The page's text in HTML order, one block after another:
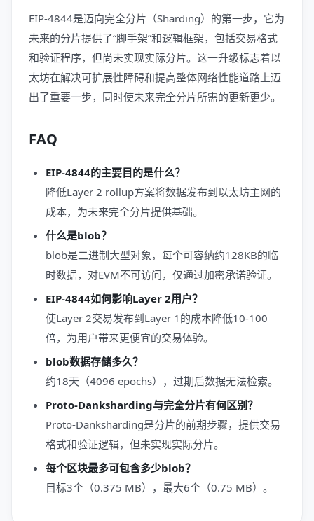
EIP-4844是迈向完全分片（Sharding）的第一步，它为
未来的分片提供了“脚手架”和逻辑框架，包括交易格式
和验证程序，但尚未实现实际分片。这一升级标志着以
太坊在解决可扩展性障碍和提高整体网络性能道路上迈
出了重要一步，同时使未来完全分片所需的更新更少。
FAQ
EIP-4844的主要目的是什么？
降低Layer 2 rollup方案将数据发布到以太坊主网的
成本，为未来完全分片提供基础。
什么是blob？
blob是二进制大型对象，每个可容纳约128KB的临
时数据，对EVM不可访问，仅通过加密承诺验证。
EIP-4844如何影响Layer 2用户？
使Layer 2交易发布到Layer 1的成本降低10-100
倍，为用户带来更便宜的交易体验。
blob数据存储多久？
约18天（4096 epochs），过期后数据无法检索。
Proto-Danksharding与完全分片有何区别？
Proto-Danksharding是分片的前期步骤，提供交易
格式和验证逻辑，但未实现实际分片。
每个区块最多可包含多少blob？
目标3个（0.375 MB），最大6个（0.75 MB）。